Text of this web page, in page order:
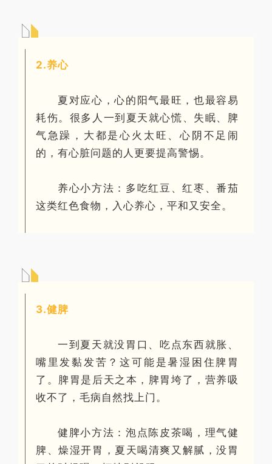
2.养心
夏对应心，心的阳气最旺，也最容易
耗伤。很多人一到夏天就心慌、失眠、脾
气急躁，大都是心火太旺、心阴不足闹
的，有心脏问题的人更要提高警惕。
养心小方法：多吃红豆、红枣、番茄
这类红色食物，入心养心，平和又安全。
3.健脾
一到夏天就没胃口、吃点东西就胀、
嘴里发黏发苦？这可能是暑湿困住脾胃
了。脾胃是后天之本，脾胃垮了，营养吸
收不了，毛病自然找上门。
健脾小方法：泡点陈皮茶喝，理气健
脾、燥湿开胃，夏天喝清爽又解腻，没胃